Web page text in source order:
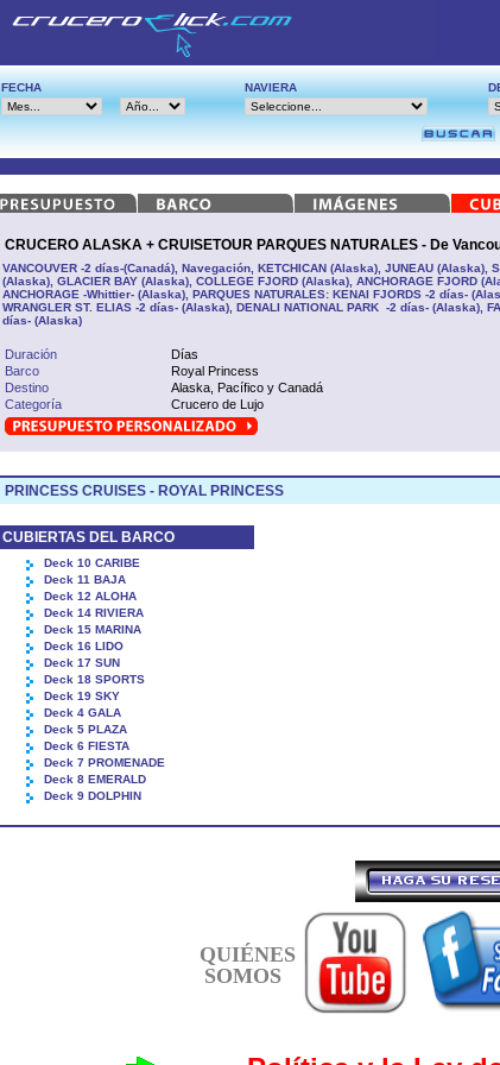
FECHA NAVIERA
CRUCERO ALASKA + CRUISETOUR PARQUES NATURALES - De
VANCOUVER -2 días-(Canadá), Navegación, KETCHICAN (Alaska), JUNEAU (Alaska),
(Alaska), GLACIER BAY (Alaska), COLLEGE FJORD (Alaska), ANCHORAGE FJORD
ANCHORAGE -Whittier- (Alaska), PARQUES NATURALES: KENAI FJORDS -2 días-
WRANGLER ST. ELIAS -2 días- (Alaska), DENALI NATIONAL PARK -2 días- (Alaska),
días- (Alaska)
Duración
Días
Barco
Royal Princess
Destino
Alaska, Pacífico y Canadá
Categoría
Crucero de Lujo
PRINCESS CRUISES - ROYAL PRINCESS
CUBIERTAS DEL BARCO
Deck 10 CARIBE
Deck 11 BAJA
Deck 12 ALOHA
Deck 14 RIVIERA
Deck 15 MARINA
Deck 16 LIDO
Deck 17 SUN
Deck 18 SPORTS
Deck 19 SKY
Deck 4 GALA
Deck 5 PLAZA
Deck 6 FIESTA
Deck 7 PROMENADE
Deck 8 EMERALD
Deck 9 DOLPHIN
QUIÉNES
SOMOS